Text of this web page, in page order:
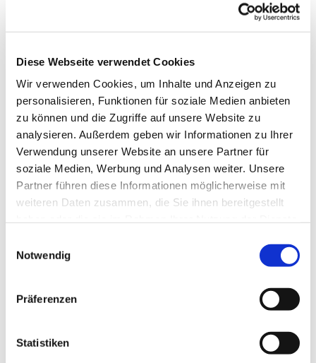
Diese Webseite verwendet Cookies
Wir verwenden Cookies, um Inhalte und Anzeigen zu
personalisieren, Funktionen für soziale Medien anbieten
zu können und die Zugriffe auf unsere Website zu
analysieren. Außerdem geben wir Informationen zu Ihrer
Verwendung unserer Website an unsere Partner für
soziale Medien, Werbung und Analysen weiter. Unsere
Partner führen diese Informationen möglicherweise mit
weiteren Daten zusammen, die Sie ihnen bereitgestellt
Notwendig
Präferenzen
Statistiken
Leihen Sie in freundlicher Atmosphäre aktuelle
Dies könnte Sie auch
interessieren